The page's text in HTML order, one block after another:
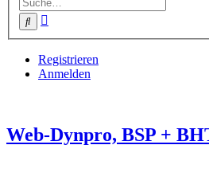
Suche
Registrieren
Anmelden
Web-Dynpro, BSP +